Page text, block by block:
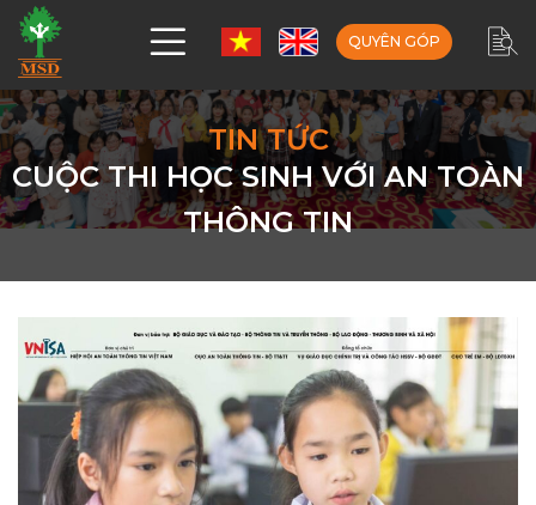
QUYÊN GÓP
TIN TỨC
CUỘC THI HỌC SINH VỚI AN TOÀN
THÔNG TIN